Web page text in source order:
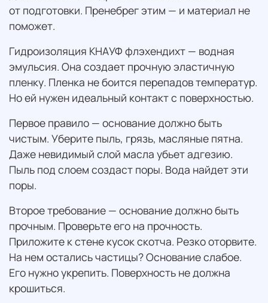
от подготовки. Пренебрег этим — и материал не
поможет.
Гидроизоляция КНАУФ флэхендихт — водная
эмульсия. Она создает прочную эластичную
пленку. Пленка не боится перепадов температур.
Но ей нужен идеальный контакт с поверхностью.
Первое правило — основание должно быть
чистым. Уберите пыль, грязь, масляные пятна.
Даже невидимый слой масла убьет адгезию.
Пыль под слоем создаст поры. Вода найдет эти
поры.
Второе требование — основание должно быть
прочным. Проверьте его на прочность.
Приложите к стене кусок скотча. Резко оторвите.
На нем остались частицы? Основание слабое.
Его нужно укрепить. Поверхность не должна
крошиться.